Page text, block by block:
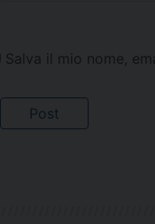
Salva il mio nome,